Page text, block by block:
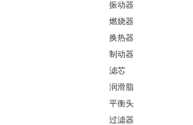
振动器
燃烧器
换热器
制动器
滤芯
润滑脂
平衡头
过滤器